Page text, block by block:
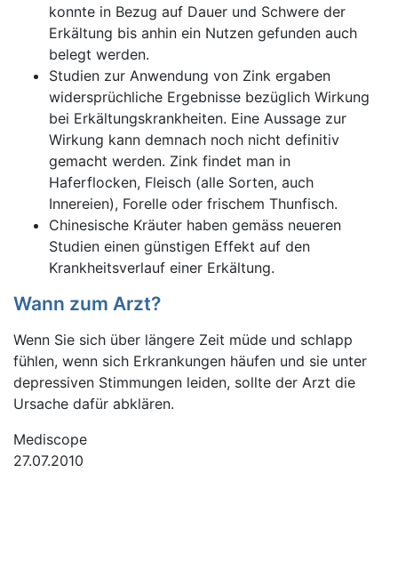
konnte in Bezug auf Dauer und Schwere der
Erkältung bis anhin ein Nutzen gefunden auch
belegt werden.
Studien zur Anwendung von Zink ergaben
widersprüchliche Ergebnisse bezüglich Wirkung
bei Erkältungskrankheiten. Eine Aussage zur
Wirkung kann demnach noch nicht definitiv
gemacht werden. Zink findet man in
Haferflocken, Fleisch (alle Sorten, auch
Innereien), Forelle oder frischem Thunfisch.
Chinesische Kräuter haben gemäss neueren
Studien einen günstigen Effekt auf den
Krankheitsverlauf einer Erkältung.
Wann zum Arzt?
Wenn Sie sich über längere Zeit müde und schlapp
fühlen, wenn sich Erkrankungen häufen und sie unter
depressiven Stimmungen leiden, sollte der Arzt die
Ursache dafür abklären.
Mediscope
27.07.2010